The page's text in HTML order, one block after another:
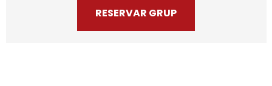
RESERVAR GRUP